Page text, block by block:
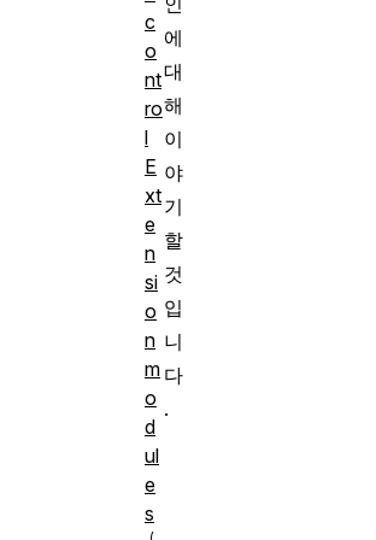
에
대
해
이
야
기
할
것
입
니
다
.
c
o
nt
ro
l
E
xt
e
n
si
o
n
m
o
d
ul
e
s